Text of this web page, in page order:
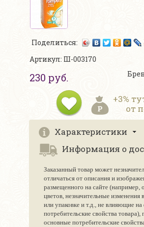
Поделиться:
Артикул: Ш-003170
230 руб.
+3%
от
Характеристики
Информация о
Заказанный товар может
отличаться от описания и
размещенного на сайте (например,
цветов, незначительные изменения
или упаковке и т.д., не влияющие
потребительские свойства товара),
основные потребительские